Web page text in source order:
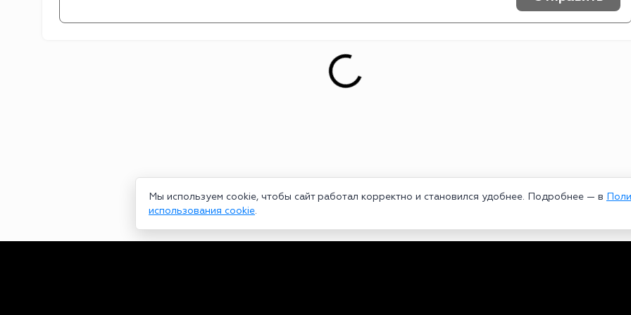
Мы используем cookie, чтобы сайт работал корректно и становился удобнее. Подробнее — в
использования cookie.